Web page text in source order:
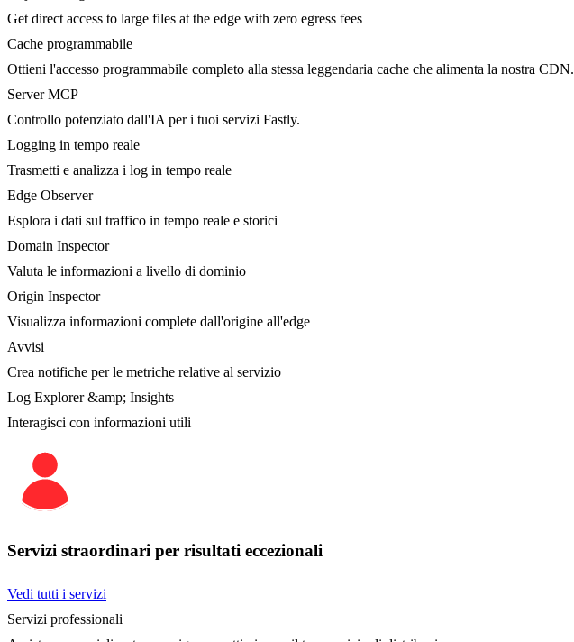
Get direct access to large files at the edge with zero egress fees
Cache programmabile
Ottieni l'accesso programmabile completo alla stessa leggendaria cache che alimenta la nostra CDN.
Server MCP
Controllo potenziato dall'IA per i tuoi servizi Fastly.
Logging in tempo reale
Trasmetti e analizza i log in tempo reale
Edge Observer
Esplora i dati sul traffico in tempo reale e storici
Domain Inspector
Valuta le informazioni a livello di dominio
Origin Inspector
Visualizza informazioni complete dall'origine all'edge
Avvisi
Crea notifiche per le metriche relative al servizio
Log Explorer &amp; Insights
Interagisci con informazioni utili
Servizi straordinari per risultati eccezionali
Vedi tutti i servizi
Servizi professionali